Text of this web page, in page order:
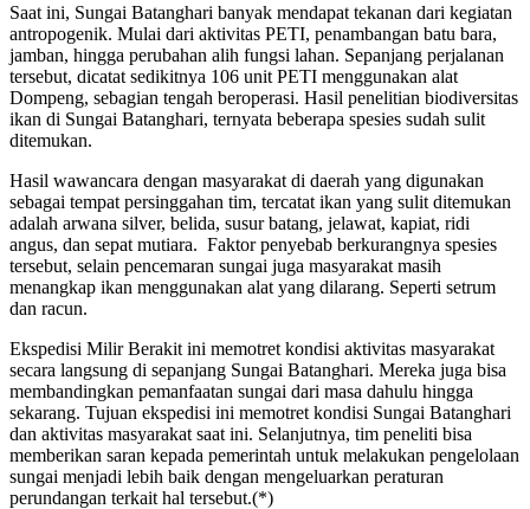
Saat ini, Sungai Batanghari banyak mendapat tekanan dari kegiatan
antropogenik. Mulai dari aktivitas PETI, penambangan batu bara,
jamban, hingga perubahan alih fungsi lahan. Sepanjang perjalanan
tersebut, dicatat sedikitnya 106 unit PETI menggunakan alat
Dompeng, sebagian tengah beroperasi. Hasil penelitian biodiversitas
ikan di Sungai Batanghari, ternyata beberapa spesies sudah sulit
ditemukan.
Hasil wawancara dengan masyarakat di daerah yang digunakan
sebagai tempat persinggahan tim, tercatat ikan yang sulit ditemukan
adalah arwana silver, belida, susur batang, jelawat, kapiat, ridi
angus, dan sepat mutiara. Faktor penyebab berkurangnya spesies
tersebut, selain pencemaran sungai juga masyarakat masih
menangkap ikan menggunakan alat yang dilarang. Seperti setrum
dan racun.
Ekspedisi Milir Berakit ini memotret kondisi aktivitas masyarakat
secara langsung di sepanjang Sungai Batanghari. Mereka juga bisa
membandingkan pemanfaatan sungai dari masa dahulu hingga
sekarang. Tujuan ekspedisi ini memotret kondisi Sungai Batanghari
dan aktivitas masyarakat saat ini. Selanjutnya, tim peneliti bisa
memberikan saran kepada pemerintah untuk melakukan pengelolaan
sungai menjadi lebih baik dengan mengeluarkan peraturan
perundangan terkait hal tersebut.(*)